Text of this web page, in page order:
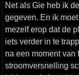
Net als Gie heb ik
gegeven. En ik
mezelf erop dat de
iets verder in te
na een moment van
stroomversnelling